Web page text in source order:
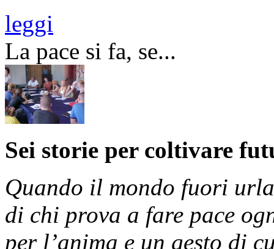
leggi
La pace si fa, se...
Sei storie per coltivare
Quando il mondo fuori
di chi prova a fare pace
per l’anima e un gesto di